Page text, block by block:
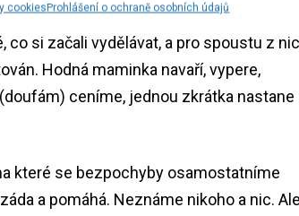
cookiesProhlášení o ochraně osobních údajů
kteří už mají dost jejich třicetiletého
si začali vydělávat, a pro spoustu z
Hodná maminka navaří, vypere,
ceníme, jednou zkrátka nastane
které se bezpochyby osamostatníme
a pomáhá. Neznáme nikoho a nic.